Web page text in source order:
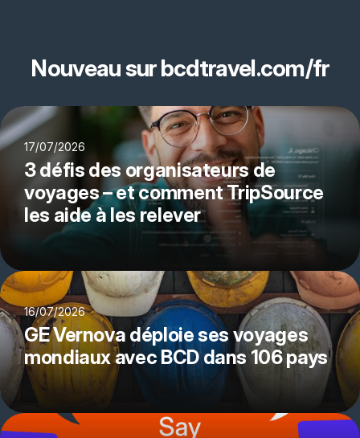
Nouveau sur bcdtravel.com/fr
17/07/2026
3 défis des organisateurs de
voyages – et comment TripSource
les aide à les relever
16/07/2026
GE Vernova déploie ses voyages
mondiaux avec BCD dans 106 pays